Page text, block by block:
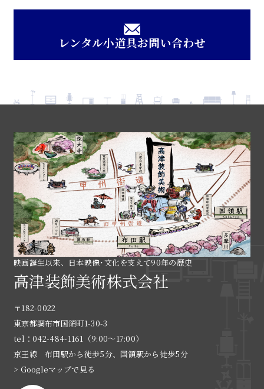
レンタル小道具お問い合わせ
映画誕生以来、日本映像･文化を支えて90年の歴史
高津装飾美術株式会社
〒182-0022
東京都調布市国領町1-30-3
tel：042-484-1161（9:00〜17:00）
京王線 布田駅から徒歩5分、国領駅から徒歩5分
> Googleマップで見る